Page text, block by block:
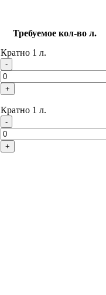
Требуемое кол-во л.
Кратно 1 л.
-
+
Кратно 1 л.
-
+